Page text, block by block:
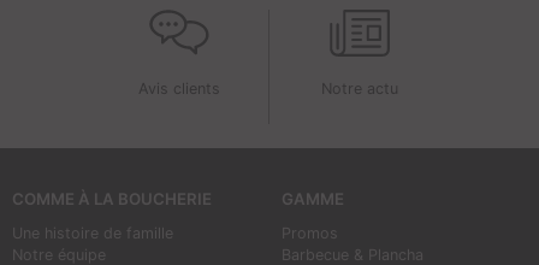
Avis clients Notre actu
COMME À LA BOUCHERIE
Une histoire de famille
Notre équipe
GAMME
Promos
Barbecue & Plancha